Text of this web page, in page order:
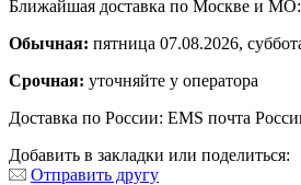
Ближайшая доставка по Москве и МО:
Обычная: пятница 07.08.2026,
Срочная: уточняйте у оператора
Доставка по России: EMS почта
Добавить в закладки или поделиться:
Отправить другу